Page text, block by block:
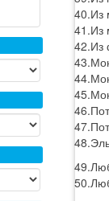
40.Из
41.Из
42.Из